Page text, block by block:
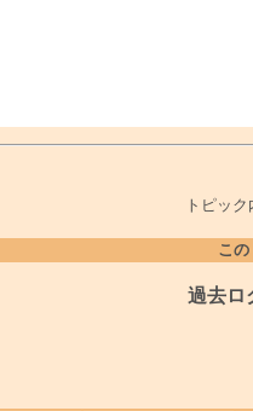
トピッ
こ
過去ロ